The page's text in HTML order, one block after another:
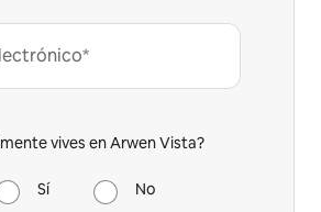
vives en Arwen Vista?
Sí No